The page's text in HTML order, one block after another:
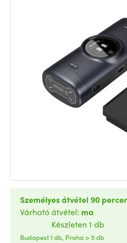
Személyes átvétel 90
Várható átvétel: ma
Készleten 1 db
Budapest 1 db, Praha > 5 db